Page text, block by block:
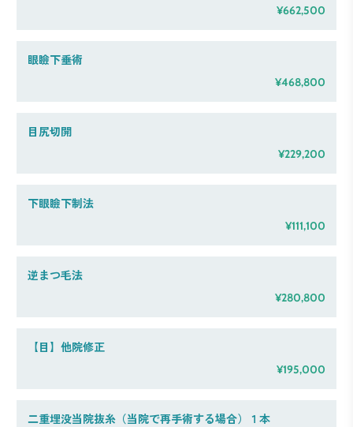
¥662,500
眼瞼下垂術
¥468,800
目尻切開
¥229,200
下眼瞼下制法
¥111,100
逆まつ毛法
¥280,800
【目】他院修正
¥195,000
二重埋没当院抜糸（当院で再手術する場合）１本